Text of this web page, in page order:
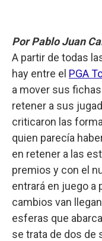
Por Pablo Juan
A partir de todas
hay entre el PGA
a mover sus
retener a sus
criticaron las
quien parecía
en retener a las
premios y con el
entrará en juego a
cambios van
esferas que
se trata de dos de